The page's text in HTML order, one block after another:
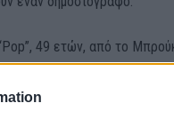
49 ετών, από το
τον Shakeri από τη